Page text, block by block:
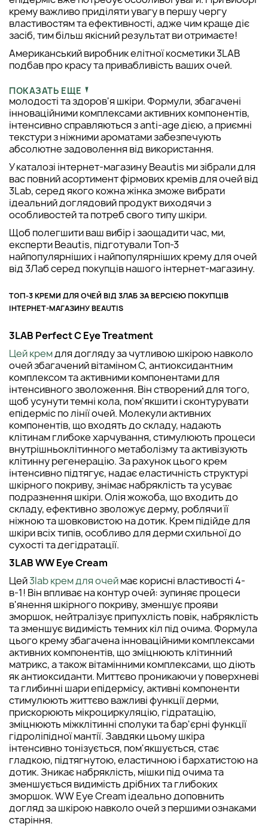
крему важливо приділяти увагу в першу чергу
властивостям та ефективності, адже чим краще діє
засіб, тим більш якісний результат ви отримаєте!
Американський виробник елітної косметики 3LAB
подбав про красу та привабливість ваших очей.
надефективні властивості для збереження
молодості та здоров'я шкіри. Формули, збагачені
інноваційними комплексами активних компонентів,
інтенсивно справляються з anti-age дією, а приємні
текстури з ніжними ароматами забезпечують
абсолютне задоволення від використання.
У каталозі інтернет-магазину Beautis ми зібрали для
вас повний асортимент фірмових кремів для очей від
3Lab, серед якого кожна жінка зможе вибрати
ідеальний доглядовий продукт виходячи з
особливостей та потреб свого типу шкіри.
Щоб полегшити ваш вибір і заощадити час, ми,
експерти Beautis, підготували Топ-3
найпопулярніших і найпопулярніших крему для очей
від 3Лаб серед покупців нашого інтернет-магазину.
ТОП-3 КРЕМИ ДЛЯ ОЧЕЙ ВІД 3ЛАБ ЗА ВЕРСІЄЮ ПОКУПЦІВ
ІНТЕРНЕТ-МАГАЗИНУ BEAUTIS
3LAB Perfect C Eye Treatment
Цей кремдля догляду за чутливою шкірою навколо
очей збагачений вітаміном C, антиоксидантним
комплексом та активними компонентами для
інтенсивного зволоження. Він створений для того,
щоб усунути темні кола, пом'якшити і сконтурувати
епідерміс по лінії очей. Молекули активних
компонентів, що входять до складу, надають
клітинам глибоке харчування, стимулюють процеси
внутрішньоклітинного метаболізму та активізують
клітинну регенерацію. За рахунок цього крем
інтенсивно підтягує, надає еластичність структурі
шкірного покриву, знімає набряклість та усуває
подразнення шкіри. Олія жожоба, що входить до
складу, ефективно зволожує дерму, роблячи її
ніжною та шовковистою на дотик. Крем підійде для
шкіри всіх типів, особливо для дерми схильної до
сухості та дегідратації.
3LAB WW Eye Cream
Цей3lab крем для очеймає корисні властивості 4-
в-1! Він впливає на контур очей: зупиняє процеси
в'янення шкірного покриву, зменшує прояви
зморшок, нейтралізує припухлість повік, набряклість
та зменшує видимість темних кіл під очима. Формула
цього крему збагачена інноваційними комплексами
активних компонентів, що зміцнюють клітинний
матрикс, а також вітамінними комплексами, що діють
як антиоксиданти. Миттєво проникаючи у поверхневі
та глибинні шари епідермісу, активні компоненти
стимулюють життєво важливі функції дерми,
прискорюють мікроциркуляцію, гідратацію,
зміцнюють міжклітинні сполуки та бар'єрні функції
гідроліпідної мантії. Завдяки цьому шкіра
інтенсивно тонізується, пом'якшується, стає
гладкою, підтягнутою, еластичною і бархатистою на
дотик. Зникає набряклість, мішки під очима та
зменшується видимість дрібних та глибоких
зморшок. WW Eye Cream ідеально доповнить
догляд за шкірою навколо очей з першими ознаками
старіння.
ПОКАЗАТЬ ЕЩЕ